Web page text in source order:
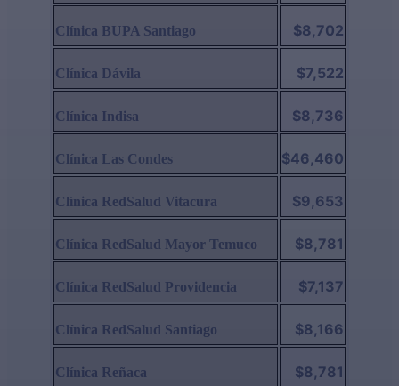
Clínica BUPA Santiago $8,702
Clínica Dávila $7,522
Clínica Indisa $8,736
Clínica Las Condes $46,460
Clínica RedSalud Vitacura $9,653
Clínica RedSalud Mayor Temuco $8,781
Clínica RedSalud Providencia $7,137
Clínica RedSalud Santiago $8,166
Clínica Reñaca $8,781